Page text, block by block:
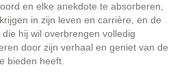
en elke anekdote te absorberen,
in zijn leven en carrière, en de
hij wil overbrengen volledig
door zijn verhaal en geniet van de
bieden heeft.